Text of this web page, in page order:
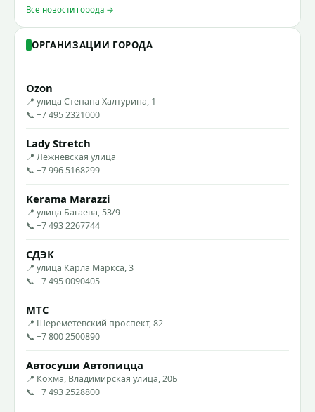
Все новости города →
ОРГАНИЗАЦИИ ГОРОДА
Ozon
📍 улица Степана Халтурина, 1
📞 +7 495 2321000
Lady Stretch
📍 Лежневская улица
📞 +7 996 5168299
Kerama Marazzi
📍 улица Багаева, 53/9
📞 +7 493 2267744
СДЭК
📍 улица Карла Маркса, 3
📞 +7 495 0090405
МТС
📍 Шереметевский проспект, 82
📞 +7 800 2500890
Автосуши Автопицца
📍 Кохма, Владимирская улица, 20Б
📞 +7 493 2528800